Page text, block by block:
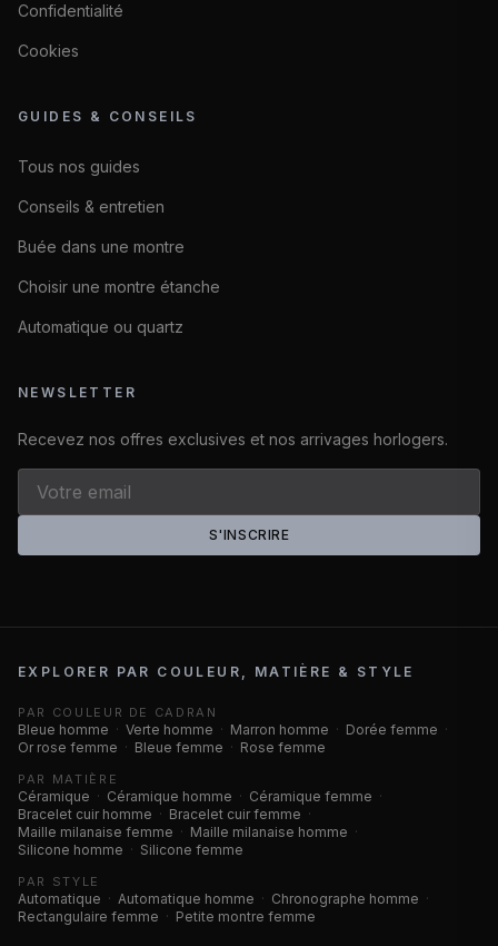
Confidentialité
Cookies
GUIDES & CONSEILS
Tous nos guides
Conseils & entretien
Buée dans une montre
Choisir une montre étanche
Automatique ou quartz
NEWSLETTER
Recevez nos offres exclusives et nos arrivages horlogers.
S'INSCRIRE
EXPLORER PAR COULEUR, MATIÈRE & STYLE
PAR COULEUR DE CADRAN
Bleue homme · Verte homme · Marron homme · Dorée femme ·
Or rose femme · Bleue femme · Rose femme
PAR MATIÈRE
Céramique · Céramique homme · Céramique femme ·
Bracelet cuir homme · Bracelet cuir femme ·
Maille milanaise femme · Maille milanaise homme ·
Silicone homme · Silicone femme
PAR STYLE
Automatique · Automatique homme · Chronographe homme ·
Rectangulaire femme · Petite montre femme